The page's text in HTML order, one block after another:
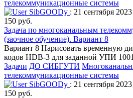
телекоммуникационные системы
SibGOODy : 21 сентября 2023
150 руб.
Задача по многоканальным
(заочное обучение). Вариант 8
Вариант 8 Нарисовать временную
кодов HDB-3 для заданной УПИ
Задачи ДО СИБГУТИ
телекоммуникационные системы
SibGOODy : 21 сентября 2023
150 руб.